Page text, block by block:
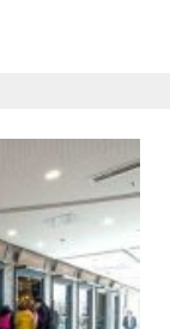
味道，摸错门涮肚